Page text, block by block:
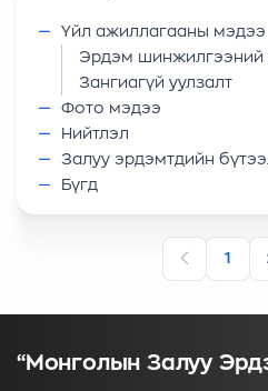
Үйл ажиллагааны мэдээ
Эрдэм шинжилгээний
Зангиагүй уулзалт
Фото мэдээ
Нийтлэл
Залуу эрдэмтдийн
Бүгд
1
“Монголын Залуу